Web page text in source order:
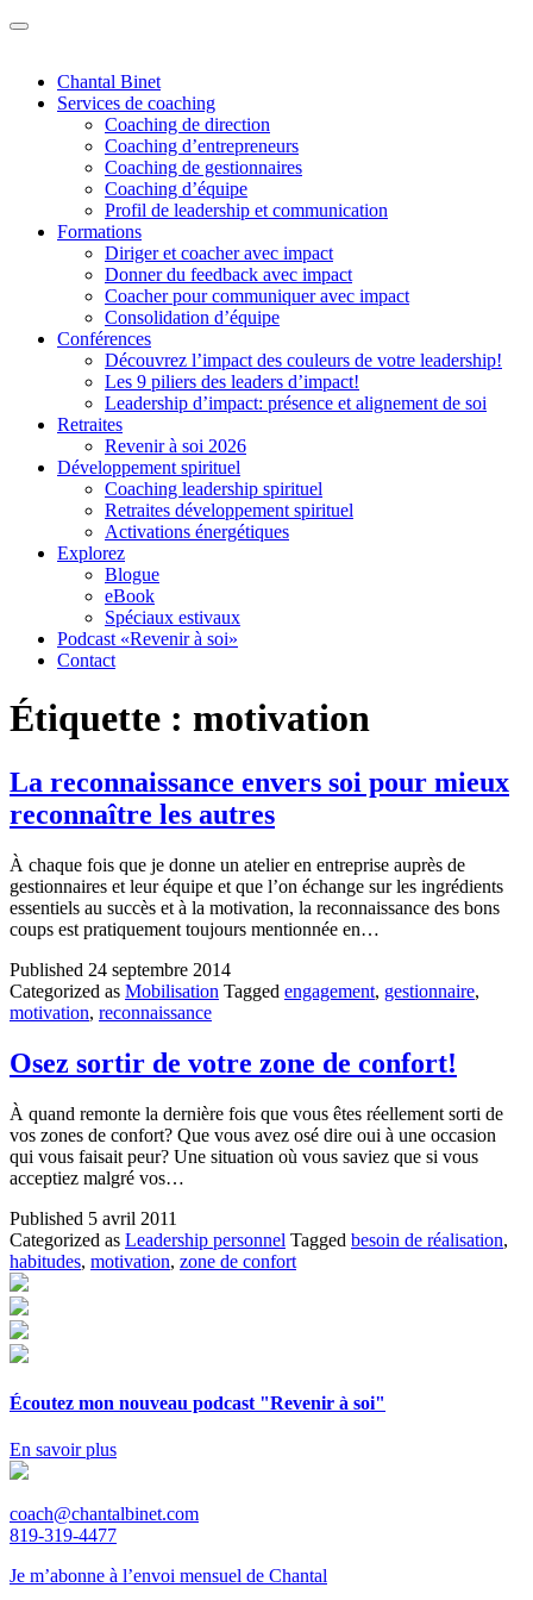
Chantal Binet
Services de coaching
Coaching de direction
Coaching d’entrepreneurs
Coaching de gestionnaires
Coaching d’équipe
Profil de leadership et communication
Formations
Diriger et coacher avec impact
Donner du feedback avec impact
Coacher pour communiquer avec impact
Consolidation d’équipe
Conférences
Découvrez l’impact des couleurs de votre leadership!
Les 9 piliers des leaders d’impact!
Leadership d’impact: présence et alignement de soi
Retraites
Revenir à soi 2026
Développement spirituel
Coaching leadership spirituel
Retraites développement spirituel
Activations énergétiques
Explorez
Blogue
eBook
Spéciaux estivaux
Podcast «Revenir à soi»
Contact
Étiquette : motivation
La reconnaissance envers soi pour mieux
reconnaître les autres
À chaque fois que je donne un atelier en entreprise auprès de
gestionnaires et leur équipe et que l’on échange sur les ingrédients
essentiels au succès et à la motivation, la reconnaissance des bons
coups est pratiquement toujours mentionnée en…
Published 24 septembre 2014
Categorized as Mobilisation Tagged engagement, gestionnaire,
motivation, reconnaissance
Osez sortir de votre zone de confort!
À quand remonte la dernière fois que vous êtes réellement sorti de
vos zones de confort? Que vous avez osé dire oui à une occasion
qui vous faisait peur? Une situation où vous saviez que si vous
acceptiez malgré vos…
Published 5 avril 2011
Categorized as Leadership personnel Tagged besoin de réalisation,
habitudes, motivation, zone de confort
Écoutez mon nouveau podcast "Revenir à soi"
En savoir plus
coach@chantalbinet.com
819-319-4477
Je m’abonne à l’envoi mensuel de Chantal